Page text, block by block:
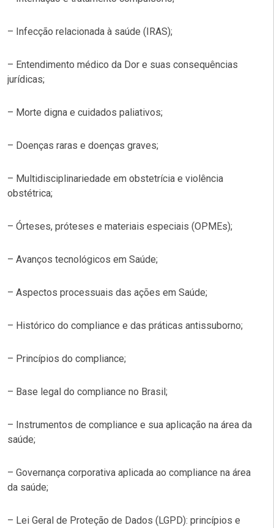
– Infecção relacionada à saúde (IRAS);
– Entendimento médico da Dor e suas consequências
jurídicas;
– Morte digna e cuidados paliativos;
– Doenças raras e doenças graves;
– Multidisciplinariedade em obstetrícia e violência
obstétrica;
– Órteses, próteses e materiais especiais (OPMEs);
– Avanços tecnológicos em Saúde;
– Aspectos processuais das ações em Saúde;
– Histórico do compliance e das práticas antissuborno;
– Princípios do compliance;
– Base legal do compliance no Brasil;
– Instrumentos de compliance e sua aplicação na área da
saúde;
– Governança corporativa aplicada ao compliance na área
da saúde;
– Lei Geral de Proteção de Dados (LGPD): princípios e